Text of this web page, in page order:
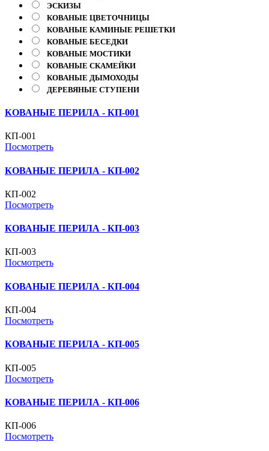
ЭСКИЗЫ
КОВАНЫЕ ЦВЕТОЧНИЦЫ
КОВАНЫЕ КАМИНЫЕ РЕШЕТКИ
КОВАНЫЕ БЕСЕДКИ
КОВАНЫЕ МОСТИКИ
КОВАНЫЕ СКАМЕЙКИ
КОВАНЫЕ ДЫМОХОДЫ
ДЕРЕВЯНЫЕ СТУПЕНИ
КОВАНЫЕ ПЕРИЛА - КП-001
КП-001
Посмотреть
КОВАНЫЕ ПЕРИЛА - КП-002
КП-002
Посмотреть
КОВАНЫЕ ПЕРИЛА - КП-003
КП-003
Посмотреть
КОВАНЫЕ ПЕРИЛА - КП-004
КП-004
Посмотреть
КОВАНЫЕ ПЕРИЛА - КП-005
КП-005
Посмотреть
КОВАНЫЕ ПЕРИЛА - КП-006
КП-006
Посмотреть